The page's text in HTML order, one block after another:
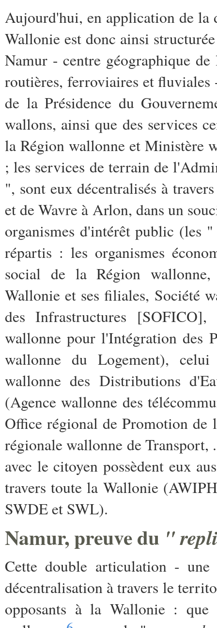
Aujourd'hui, en application de la
Wallonie est donc ainsi
Namur - centre géographique
routières, ferroviaires et
de la Présidence du
wallons, ainsi que des services
la Région wallonne et Ministère
; les services de terrain de
", sont eux décentralisés à
et de Wavre à Arlon, dans un
organismes d'intérêt public (les
répartis : les organismes
social de la Région wallonne,
Wallonie et ses filiales, Société
des Infrastructures
wallonne pour l'Intégration des
wallonne du Logement),
wallonne des Distributions
(Agence wallonne des
Office régional de Promotion
régionale wallonne de Transport,
avec le citoyen possèdent eux
travers toute la Wallonie
SWDE et SWL).
Namur, preuve du "
Cette double articulation -
décentralisation à travers le
opposants à la Wallonie :